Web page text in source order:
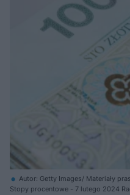
Autor: Getty Images/ Materiały
Stopy procentowe - 7 lutego 2024